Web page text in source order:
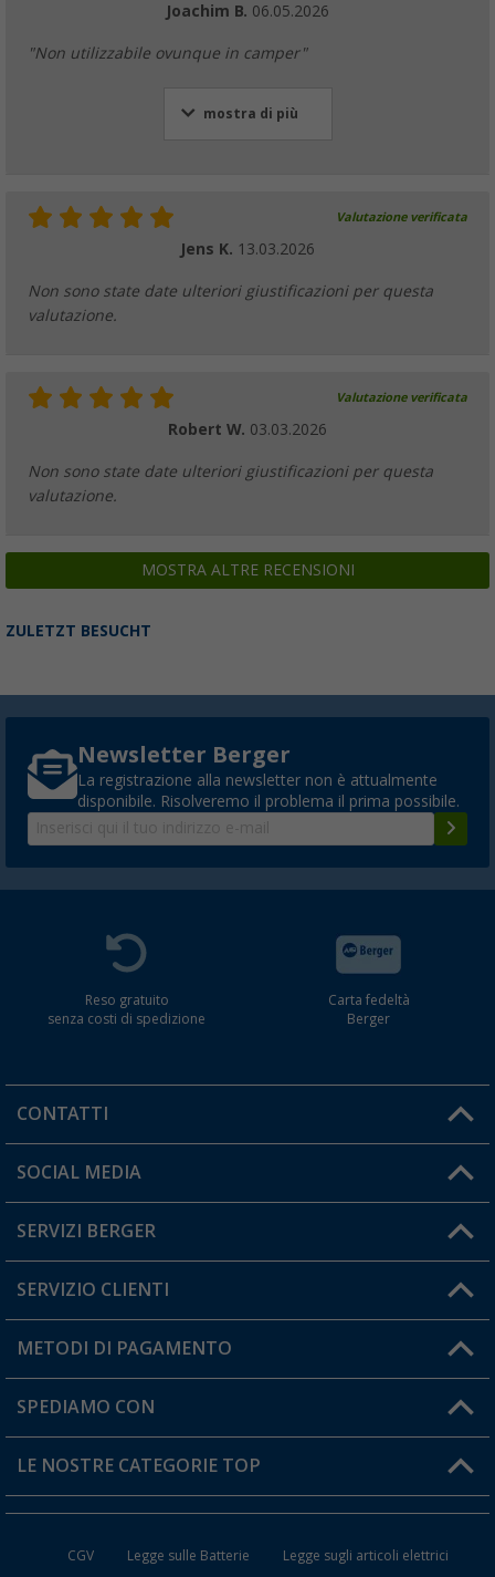
Joachim B. 06.05.2026
"Non utilizzabile ovunque in camper"
mostra di più
Valutazione verificata
Jens K. 13.03.2026
Non sono state date ulteriori giustificazioni per questa
valutazione.
Valutazione verificata
Robert W. 03.03.2026
Non sono state date ulteriori giustificazioni per questa
valutazione.
MOSTRA ALTRE RECENSIONI
ZULETZT BESUCHT
Newsletter Berger
La registrazione alla newsletter non è attualmente
disponibile. Risolveremo il problema il prima possibile.
Reso gratuito
senza costi di spedizione
Carta fedeltà
Berger
CONTATTI
Orari di apertura del servizio:
Hai una domanda?
SOCIAL MEDIA
SERVIZI BERGER
Diventare rivenditori
Il mio Account
Carta fedeltà Berger
SERVIZIO CLIENTI
Informazioni sulla spedizione
Resi
FAQ e Contatti
METODI DI PAGAMENTO
SPEDIAMO CON
LE NOSTRE CATEGORIE TOP
CGV Legge sulle Batterie Legge sugli articoli elettrici